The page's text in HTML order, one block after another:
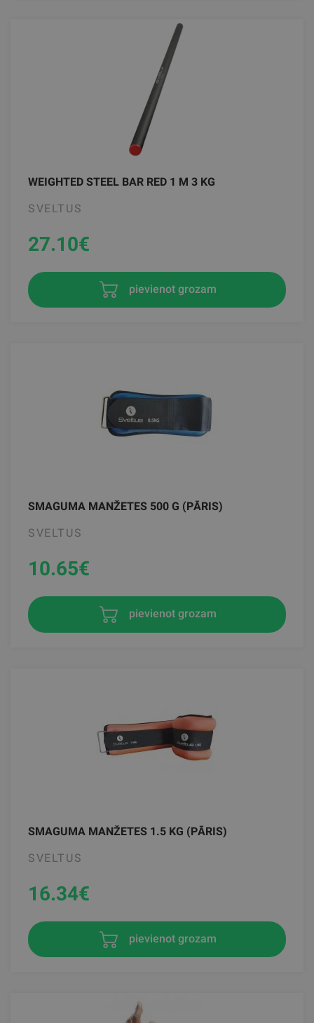
WEIGHTED STEEL BAR RED 1 M 3 KG
SVELTUS
27.10€
pievienot grozam
SMAGUMA MANŽETES 500 G (PĀRIS)
SVELTUS
10.65€
pievienot grozam
SMAGUMA MANŽETES 1.5 KG (PĀRIS)
SVELTUS
16.34€
pievienot grozam